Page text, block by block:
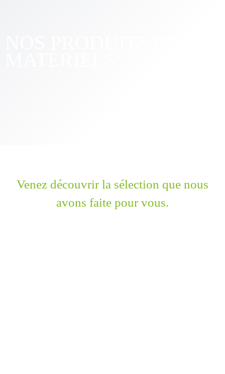
Venez découvrir la sélection que nous
avons faite pour vous.